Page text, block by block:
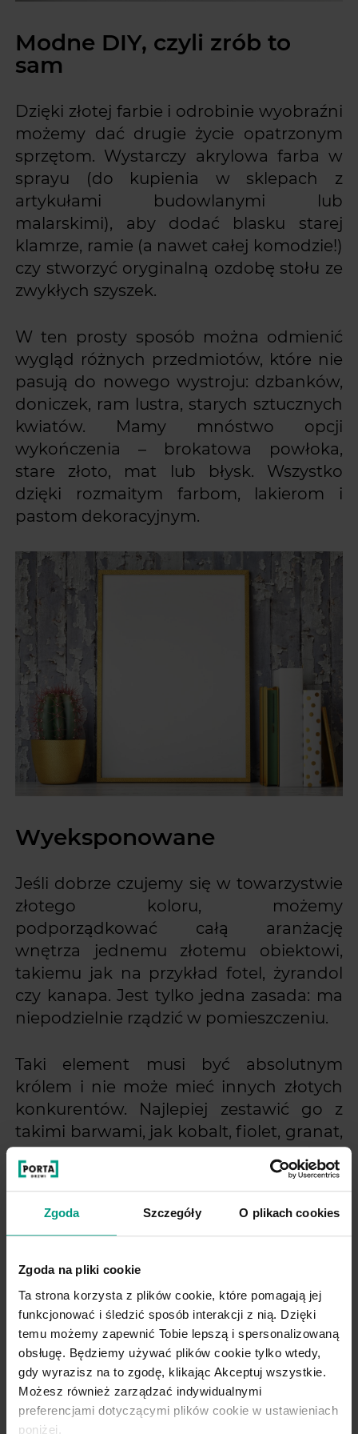
Zgoda Szczegóły O plikach cookies
Zgoda na pliki cookie
Ta strona korzysta z plików cookie, które pomagają jej
funkcjonować i śledzić sposób interakcji z nią. Dzięki
temu możemy zapewnić Tobie lepszą i spersonalizowaną
obsługę. Będziemy używać plików cookie tylko wtedy,
gdy wyrazisz na to zgodę, klikając Akceptuj wszystkie.
Możesz również zarządzać indywidualnymi
preferencjami dotyczącymi plików cookie w ustawieniach
poniżej.
Modne DIY, czyli zrób to
sam
Dzięki złotej farbie i odrobinie wyobraźni
możemy dać drugie życie opatrzonym
sprzętom. Wystarczy akrylowa farba w
sprayu (do kupienia w sklepach z
artykułami budowlanymi lub
malarskimi), aby dodać blasku starej
klamrze, ramie (a nawet całej komodzie!)
czy stworzyć oryginalną ozdobę stołu ze
zwykłych szyszek.
W ten prosty sposób można odmienić
wygląd różnych przedmiotów, które nie
pasują do nowego wystroju: dzbanków,
doniczek, ram lustra, starych sztucznych
kwiatów. Mamy mnóstwo opcji
wykończenia – brokatowa powłoka,
stare złoto, mat lub błysk. Wszystko
dzięki rozmaitym farbom, lakierom i
pastom dekoracyjnym.
Wyeksponowane
Jeśli dobrze czujemy się w towarzystwie
złotego koloru, możemy
podporządkować całą aranżację
wnętrza jednemu złotemu obiektowi,
takiemu jak na przykład fotel, żyrandol
czy kanapa. Jest tylko jedna zasada: ma
niepodzielnie rządzić w pomieszczeniu.
Taki element musi być absolutnym
królem i nie może mieć innych złotych
konkurentów. Najlepiej zestawić go z
takimi barwami, jak kobalt, fiolet, granat,
turkus, grafit, butelkowa zieleń –
zostanie perfekcyjnie wyeksponowany, a
kompozycję.
Złoty sprawdzi się też jako tło dla innych
elementów wyposażenia wnętrza.
Mieniące się drobinki sprawią, że ściana
pomalowana tym kolorem odbije więcej
światła, tworząc niepowtarzalny nastrój
w pomieszczeniu. Alternatywą może być
tapeta w kolorze złotym lub tylko ze
złotym akcentem w formie połyskliwego